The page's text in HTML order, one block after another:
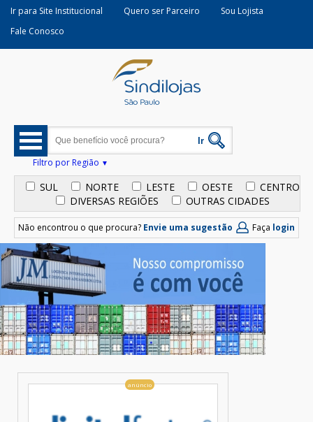
Ir para Site Institucional Quero ser Parceiro
Sou Lojista
Fale Conosco
Filtro por Região
SUL NORTE LESTE OESTE
CENTRO
DIVERSAS REGIÕES
OUTRAS CIDADES
Não encontrou o que procura? Envie uma sugestão Faça login
anúncio